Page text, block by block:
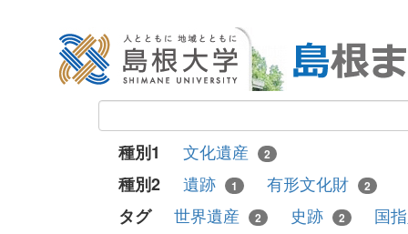
種別1 文化遺産 2
種別2 遺跡 1 有形文化財 2
タグ 世界遺産 2 史跡 2
国